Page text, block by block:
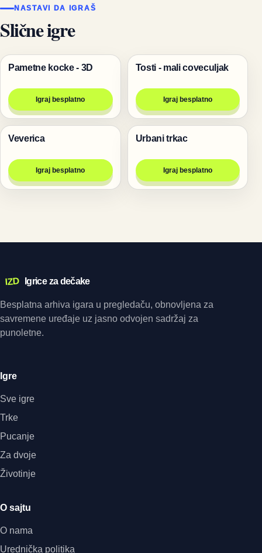
NASTAVI DA IGRAŠ
Slične igre
Igre
Pametne kocke - 3D
Igraj besplatno
Igre
Tosti - mali coveculjak
Igraj besplatno
Životinje
Veverica
Igraj besplatno
Trke
Urbani trkac
Igraj besplatno
IZD Igrice za dečake
Besplatna arhiva igara u pregledaču, obnovljena za
savremene uređaje uz jasno odvojen sadržaj za
punoletne.
Igre
Sve igre
Trke
Pucanje
Za dvoje
Životinje
O sajtu
O nama
Urednička politika